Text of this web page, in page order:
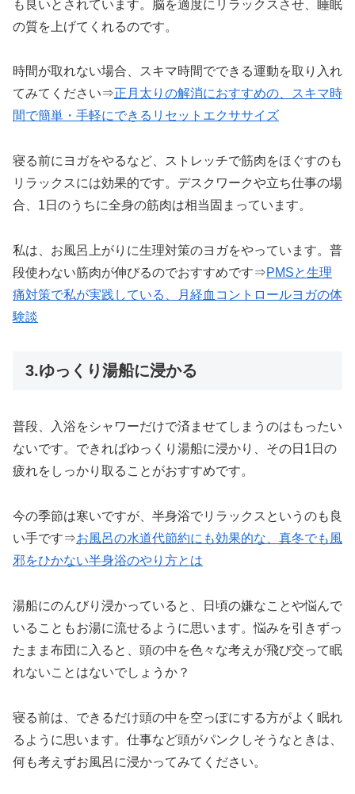
も良いとされています。脳を適度にリラックスさせ、睡眠
の質を上げてくれるのです。
時間が取れない場合、スキマ時間でできる運動を取り入れ
てみてください⇒正月太りの解消におすすめの、スキマ時
間で簡単・手軽にできるリセットエクササイズ
寝る前にヨガをやるなど、ストレッチで筋肉をほぐすのも
リラックスには効果的です。デスクワークや立ち仕事の場
合、1日のうちに全身の筋肉は相当固まっています。
私は、お風呂上がりに生理対策のヨガをやっています。普
段使わない筋肉が伸びるのでおすすめです⇒PMSと生理
痛対策で私が実践している、月経血コントロールヨガの体
験談
3.ゆっくり湯船に浸かる
普段、入浴をシャワーだけで済ませてしまうのはもったい
ないです。できればゆっくり湯船に浸かり、その日1日の
疲れをしっかり取ることがおすすめです。
今の季節は寒いですが、半身浴でリラックスというのも良
い手です⇒お風呂の水道代節約にも効果的な、真冬でも風
邪をひかない半身浴のやり方とは
湯船にのんびり浸かっていると、日頃の嫌なことや悩んで
いることもお湯に流せるように思います。悩みを引きずっ
たまま布団に入ると、頭の中を色々な考えが飛び交って眠
れないことはないでしょうか？
寝る前は、できるだけ頭の中を空っぽにする方がよく眠れ
るように思います。仕事など頭がパンクしそうなときは、
何も考えずお風呂に浸かってみてください。